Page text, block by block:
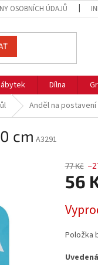
OSOBNÍCH ÚDAJŮ
Dílna
Anděl na postavení
cm A3291
77 Kč
56
cena:
Položka